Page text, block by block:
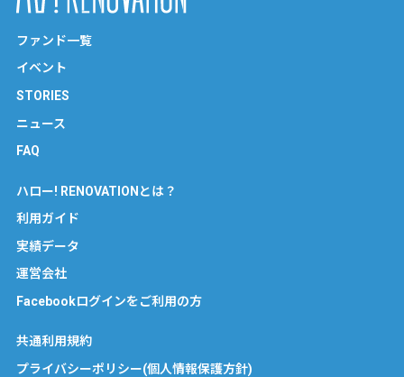
ファンド一覧
イベント
STORIES
ニュース
FAQ
ハロー! RENOVATIONとは？
利用ガイド
実績データ
運営会社
Facebookログインをご利用の方
共通利用規約
プライバシーポリシー(個人情報保護方針)